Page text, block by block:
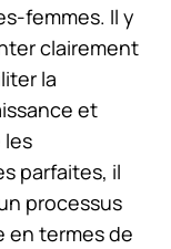
femmes. Il y
clairement
la
et
les
parfaites, il
processus
en termes de